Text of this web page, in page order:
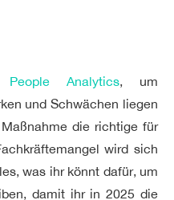
People Analytics, um
und Schwächen liegen
die richtige für
wird sich
was ihr könnt dafür, um
damit ihr in 2025 die